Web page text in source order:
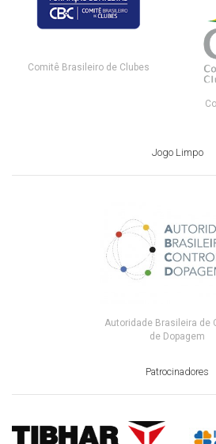
Comitê Brasileiro de Clubes
Jogo Limpo
Autoridade Brasileira de
de Dopagem
Patrocinadores